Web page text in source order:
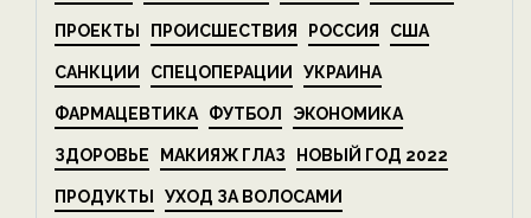
ПРОЕКТЫ ПРОИСШЕСТВИЯ РОССИЯ США
САНКЦИИ СПЕЦОПЕРАЦИИ УКРАИНА
ФАРМАЦЕВТИКА ФУТБОЛ ЭКОНОМИКА
ЗДОРОВЬЕ МАКИЯЖ ГЛАЗ НОВЫЙ ГОД 2022
ПРОДУКТЫ УХОД ЗА ВОЛОСАМИ